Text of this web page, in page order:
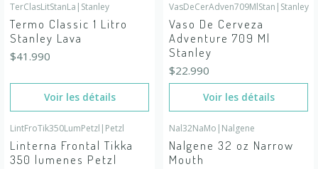
En rupture de stock
TerClasLitStanLa | Stanley
Termo Classic 1 Litro
Stanley Lava
$41.990
Voir les détails
VasDeCerAdven709MlStan | Stanley
Vaso De Cerveza
Adventure 709 Ml
Stanley
$22.990
Voir les détails
LintFroTik350LumPetzl | Petzl
Linterna Frontal Tikka
350 lumenes Petzl
Nal32NaMo | Nalgene
Nalgene 32 oz Narrow
Mouth